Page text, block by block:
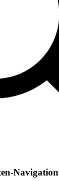
Navigation